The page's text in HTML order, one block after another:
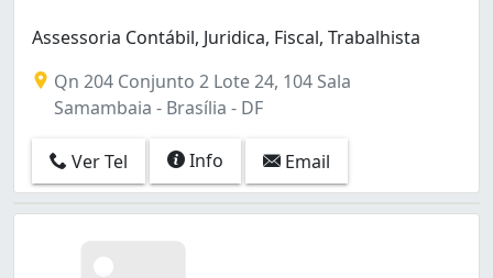
Assessoria Contábil, Juridica, Fiscal, Trabalhista
Qn 204 Conjunto 2 Lote 24, 104 Sala
Samambaia - Brasília - DF
Ver Tel Info Email